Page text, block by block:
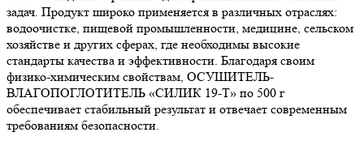
задач. Продукт широко применяется в различных отраслях:
водоочистке, пищевой промышленности, медицине, сельском
хозяйстве и других сферах, где необходимы высокие
стандарты качества и эффективности. Благодаря своим
физико-химическим свойствам, ОСУШИТЕЛЬ-
ВЛАГОПОГЛОТИТЕЛЬ «СИЛИК 19-Т» по 500 г
обеспечивает стабильный результат и отвечает современным
требованиям безопасности.